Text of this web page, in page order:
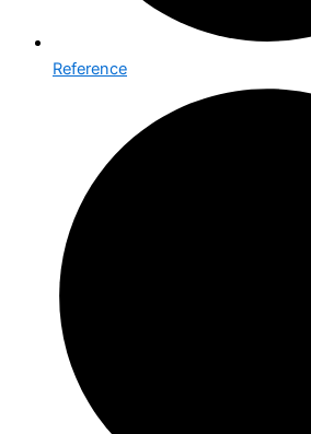
Reference